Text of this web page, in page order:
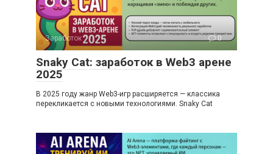
Заработок 0
Snaky Cat: заработок в Web3 арене
2025
В 2025 году жанр Web3-игр расширяется — классика
перекликается с новыми технологиями. Snaky Cat